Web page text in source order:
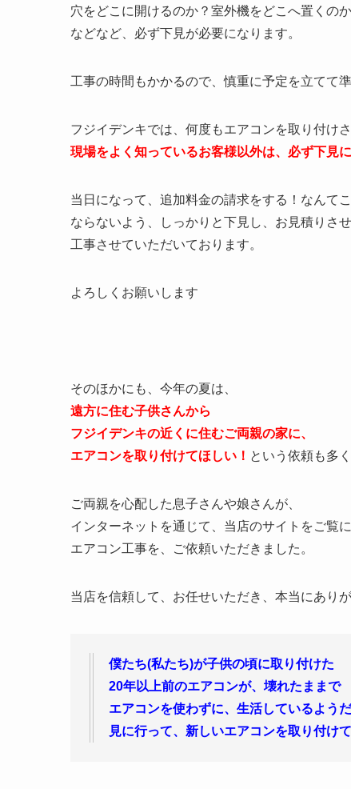
穴をどこに開けるのか？室外機をどこへ置くの
などなど、必ず下見が必要になります。
工事の時間もかかるので、慎重に予定を立てて準
フジイデンキでは、何度もエアコンを取り付け
現場をよく知っているお客様以外は、必ず下見
当日になって、追加料金の請求をする！なんて
ならないよう、しっかりと下見し、お見積りさ
工事させていただいております。
よろしくお願いします
そのほかにも、今年の夏は、
遠方に住む子供さんから
フジイデンキの近くに住むご両親の家に、
エアコンを取り付けてほしい！ という依頼も多
ご両親を心配した息子さんや娘さんが、
インターネットを通じて、当店のサイトをご覧
エアコン工事を、ご依頼いただきました。
当店を信頼して、お任せいただき、本当にありが
僕たち(私たち)が子供の頃に取り付けた
20年以上前のエアコンが、壊れたままで
エアコンを使わずに、生活しているようだ
見に行って、新しいエアコンを取り付け